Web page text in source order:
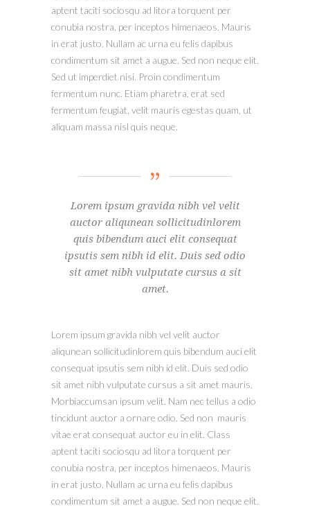
aptent taciti sociosqu ad litora torquent per
conubia nostra, per inceptos himenaeos. Mauris
in erat justo. Nullam ac urna eu felis dapibus
condimentum sit amet a augue. Sed non neque elit.
Sed ut imperdiet nisi. Proin condimentum
fermentum nunc. Etiam pharetra, erat sed
fermentum feugiat, velit mauris egestas quam, ut
aliquam massa nisl quis neque.
Lorem ipsum gravida nibh vel velit
auctor aliqunean sollicitudinlorem
quis bibendum auci elit consequat
ipsutis sem nibh id elit. Duis sed odio
sit amet nibh vulputate cursus a sit
amet.
Lorem ipsum gravida nibh vel velit auctor
aliqunean sollicitudinlorem quis bibendum auci elit
consequat ipsutis sem nibh id elit. Duis sed odio
sit amet nibh vulputate cursus a sit amet mauris.
Morbiaccumsan ipsum velit. Nam nec tellus a odio
tincidunt auctor a ornare odio. Sed non mauris
vitae erat consequat auctor eu in elit. Class
aptent taciti sociosqu ad litora torquent per
conubia nostra, per inceptos himenaeos. Mauris
in erat justo. Nullam ac urna eu felis dapibus
condimentum sit amet a augue. Sed non neque elit.